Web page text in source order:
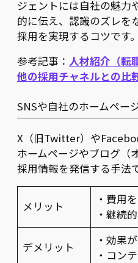
ジェントには自社の魅力
的に伝え、認識のズレを
採用を実現するコツです。
参考記事： 人材紹介（転
他の採用チャネルとの比
SNSや自社のホームペー
X（旧Twitter）や
ホームページやブログ（
採用情報を発信する手法で
メリット
・費用
・継続
デメリット
・効果
・コン